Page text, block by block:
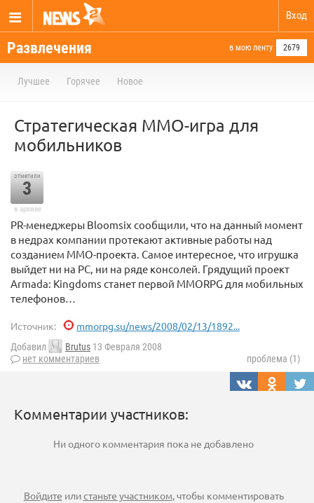
Вход
Развлечения в мою ленту 2679
Лучшее Горячее Новое
Стратегическая MMO-игра для
мобильников
отметили
3
в архиве
PR-менеджеры Bloomsix сообщили, что на данный момент
в недрах компании протекают активные работы над
созданием MMO-проекта. Самое интересное, что игрушка
выйдет ни на PC, ни на ряде консолей. Грядущий проект
Armada: Kingdoms станет первой MMORPG для мобильных
телефонов…
Источник: mmorpg.su/news/2008/02/13/1892...
Добавил Brutus 13 Февраля 2008
нет комментариев
проблема (1)
Комментарии участников:
Ни одного комментария пока не добавлено
Войдите илистаньте участником, чтобы комментировать